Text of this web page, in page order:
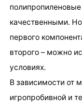
качественными.
первого
второго – можно
условиях.
В зависимости от
игропробивной и